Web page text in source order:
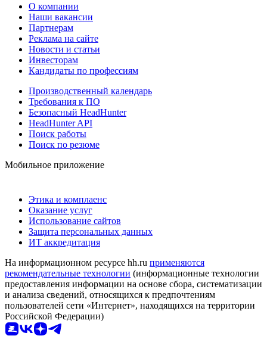
О компании
Наши вакансии
Партнерам
Реклама на сайте
Новости и статьи
Инвесторам
Кандидаты по профессиям
Производственный календарь
Требования к ПО
Безопасный HeadHunter
HeadHunter API
Поиск работы
Поиск по резюме
Мобильное приложение
Этика и комплаенс
Оказание услуг
Использование сайтов
Защита персональных данных
ИТ аккредитация
На информационном ресурсе hh.ru применяются
рекомендательные технологии (информационные технологии
предоставления информации на основе сбора, систематизации
и анализа сведений, относящихся к предпочтениям
пользователей сети «Интернет», находящихся на территории
Российской Федерации)